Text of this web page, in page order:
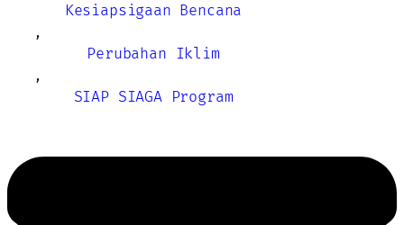
Kesiapsigaan Bencana
,
Perubahan Iklim
,
SIAP SIAGA Program